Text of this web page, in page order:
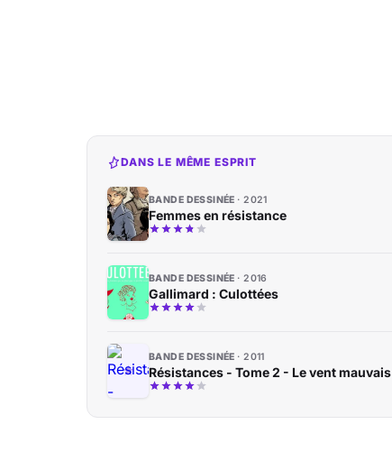
DANS LE MÊME ESPRIT
BANDE DESSINÉE 2021
Femmes en résistance
BANDE DESSINÉE 2016
Gallimard : Culottées
BANDE DESSINÉE 2011
Résistances - Tome 2 - Le vent mauvais